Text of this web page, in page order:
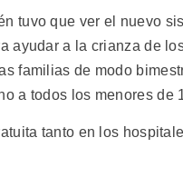
tuvo que ver el nuevo
ayudar a la crianza de
familias de modo
a todos los menores de
tanto en los